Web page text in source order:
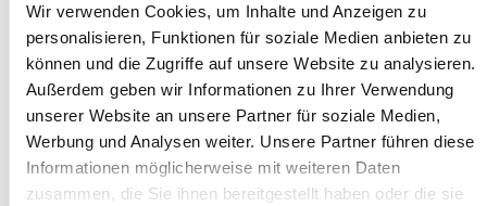
Wir verwenden Cookies, um Inhalte und Anzeigen zu
personalisieren, Funktionen für soziale Medien anbieten zu
können und die Zugriffe auf unsere Website zu analysieren.
Außerdem geben wir Informationen zu Ihrer Verwendung
unserer Website an unsere Partner für soziale Medien,
Werbung und Analysen weiter. Unsere Partner führen diese
Informationen möglicherweise mit weiteren Daten
zusammen, die Sie ihnen bereitgestellt haben oder die sie
man sich aktiv seit dem Jahr 2000 - begleitet von den
Liedzeilen: „Vertraut den neuen Wegen“ (EG 395 von
Klaus-Peter Hertzsch) - auf den Weg gemacht habe.
Seine Erfahrungen aus dem Prozess:
Es muss ein konstruktives Miteinander geben,
es wird Geduld brauchen und